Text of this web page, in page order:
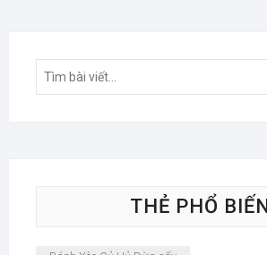
THẺ PHỔ BIẾN